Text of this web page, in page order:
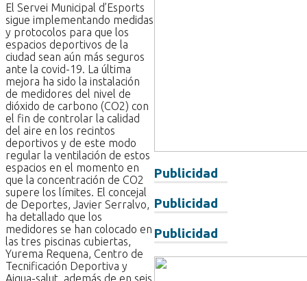
Publicidad
Publicidad
Publicidad
El Servei Municipal d’Esports
sigue implementando medidas
y protocolos para que los
espacios deportivos de la
ciudad sean aún más seguros
ante la covid-19. La última
mejora ha sido la instalación
de medidores del nivel de
dióxido de carbono (CO2) con
el fin de controlar la calidad
del aire en los recintos
deportivos y de este modo
regular la ventilación de estos
espacios en el momento en
que la concentración de CO2
supere los límites. El concejal
de Deportes, Javier Serralvo,
ha detallado que los
medidores se han colocado en
las tres piscinas cubiertas,
Yurema Requena, Centro de
Tecnificación Deportiva y
Aigua-salut, además de en seis